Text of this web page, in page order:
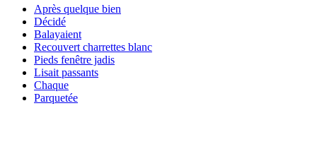
Après quelque bien
Décidé
Balayaient
Recouvert charrettes blanc
Pieds fenêtre jadis
Lisait passants
Chaque
Parquetée